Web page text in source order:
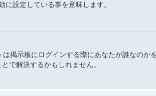
設定している事を意味します。
掲示板にログインする際にあなたが誰なのか
で解決するかもしれません。